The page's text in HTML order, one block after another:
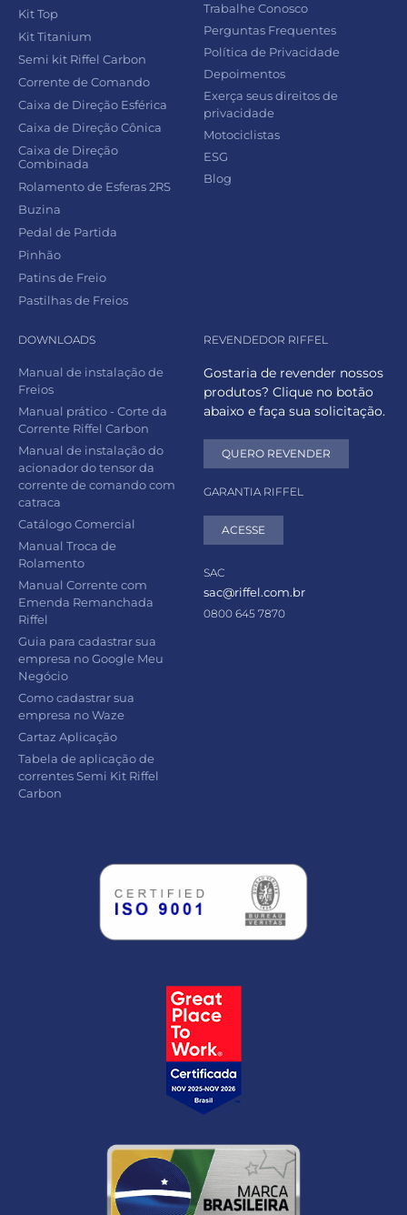
Kit Top
Kit Titanium
Semi kit Riffel Carbon
Corrente de Comando
Caixa de Direção Esférica
Caixa de Direção Cônica
Caixa de Direção
Combinada
Rolamento de Esferas 2RS
Buzina
Pedal de Partida
Pinhão
Patins de Freio
Pastilhas de Freios
Trabalhe Conosco
Perguntas Frequentes
Política de Privacidade
Depoimentos
Exerça seus direitos de
privacidade
Motociclistas
ESG
Blog
DOWNLOADS
Manual de instalação de
Freios
Manual prático - Corte da
Corrente Riffel Carbon
Manual de instalação do
acionador do tensor da
corrente de comando com
catraca
Catálogo Comercial
Manual Troca de
Rolamento
Manual Corrente com
Emenda Remanchada
Riffel
Guia para cadastrar sua
empresa no Google Meu
Negócio
Como cadastrar sua
empresa no Waze
Cartaz Aplicação
Tabela de aplicação de
correntes Semi Kit Riffel
Carbon
REVENDEDOR RIFFEL
Gostaria de revender nossos
produtos? Clique no botão
abaixo e faça sua solicitação.
QUERO REVENDER
GARANTIA RIFFEL
ACESSE
SAC
sac@riffel.com.br
0800 645 7870